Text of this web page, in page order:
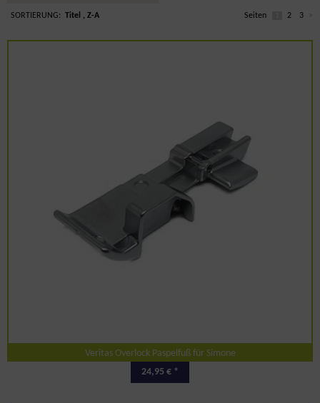
SORTIERUNG: Titel Seiten 2 3
Veritas Overlock Paspelfuß für Simone
24,95 € *